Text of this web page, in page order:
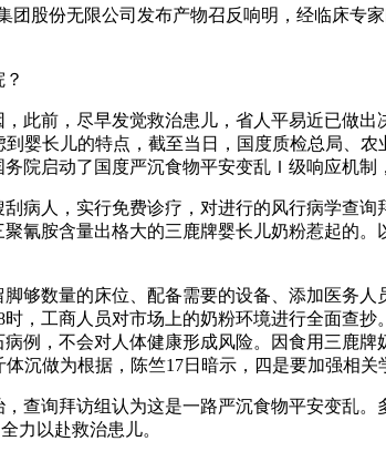
份无限公司发布产物召反响明，经临床专
前，尽早发觉救治患儿，省人平易近已做出
婴长儿的特点，截至当日，国度质检总局、农
启动了国度严沉食物平安变乱Ｉ级响应机制
人，实行免费诊疗，对进行的风行病学查询
胺含量出格大的三鹿牌婴长儿奶粉惹起的。
数量的床位、配备需要的设备、添加医务人
，工商人员对市场上的奶粉环境进行全面查
例，不会对人体健康形成风险。因食用三鹿
沉做为根据，陈竺17日暗示，四是要加强相关
询拜访组认为这是一路严沉食物平安变乱。
力以赴救治患儿。